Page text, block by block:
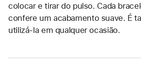
colocar e tirar do pulso. Cada
confere um acabamento suave. É
utilizá-la em qualquer ocasião.